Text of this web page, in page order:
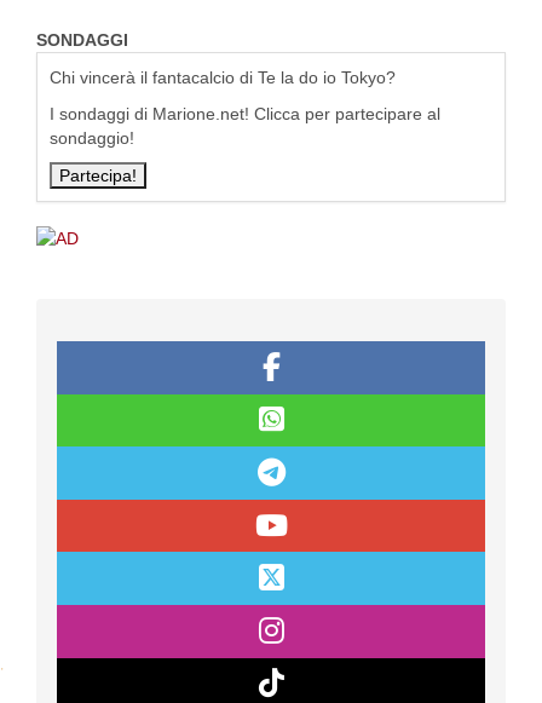
SONDAGGI
Chi vincerà il fantacalcio di Te la do io Tokyo?
I sondaggi di Marione.net! Clicca per partecipare al
sondaggio!